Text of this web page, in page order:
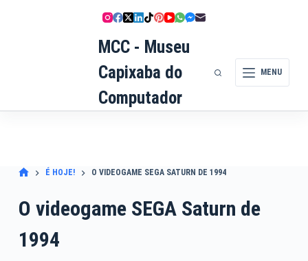
MCC - Museu
Capixaba do
Computador
MENU
É HOJE! O VIDEOGAME SEGA SATURN DE 1994
O videogame SEGA Saturn de
1994